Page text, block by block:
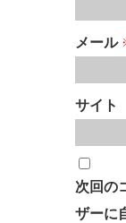
メール
サイト
次回の
ザーに